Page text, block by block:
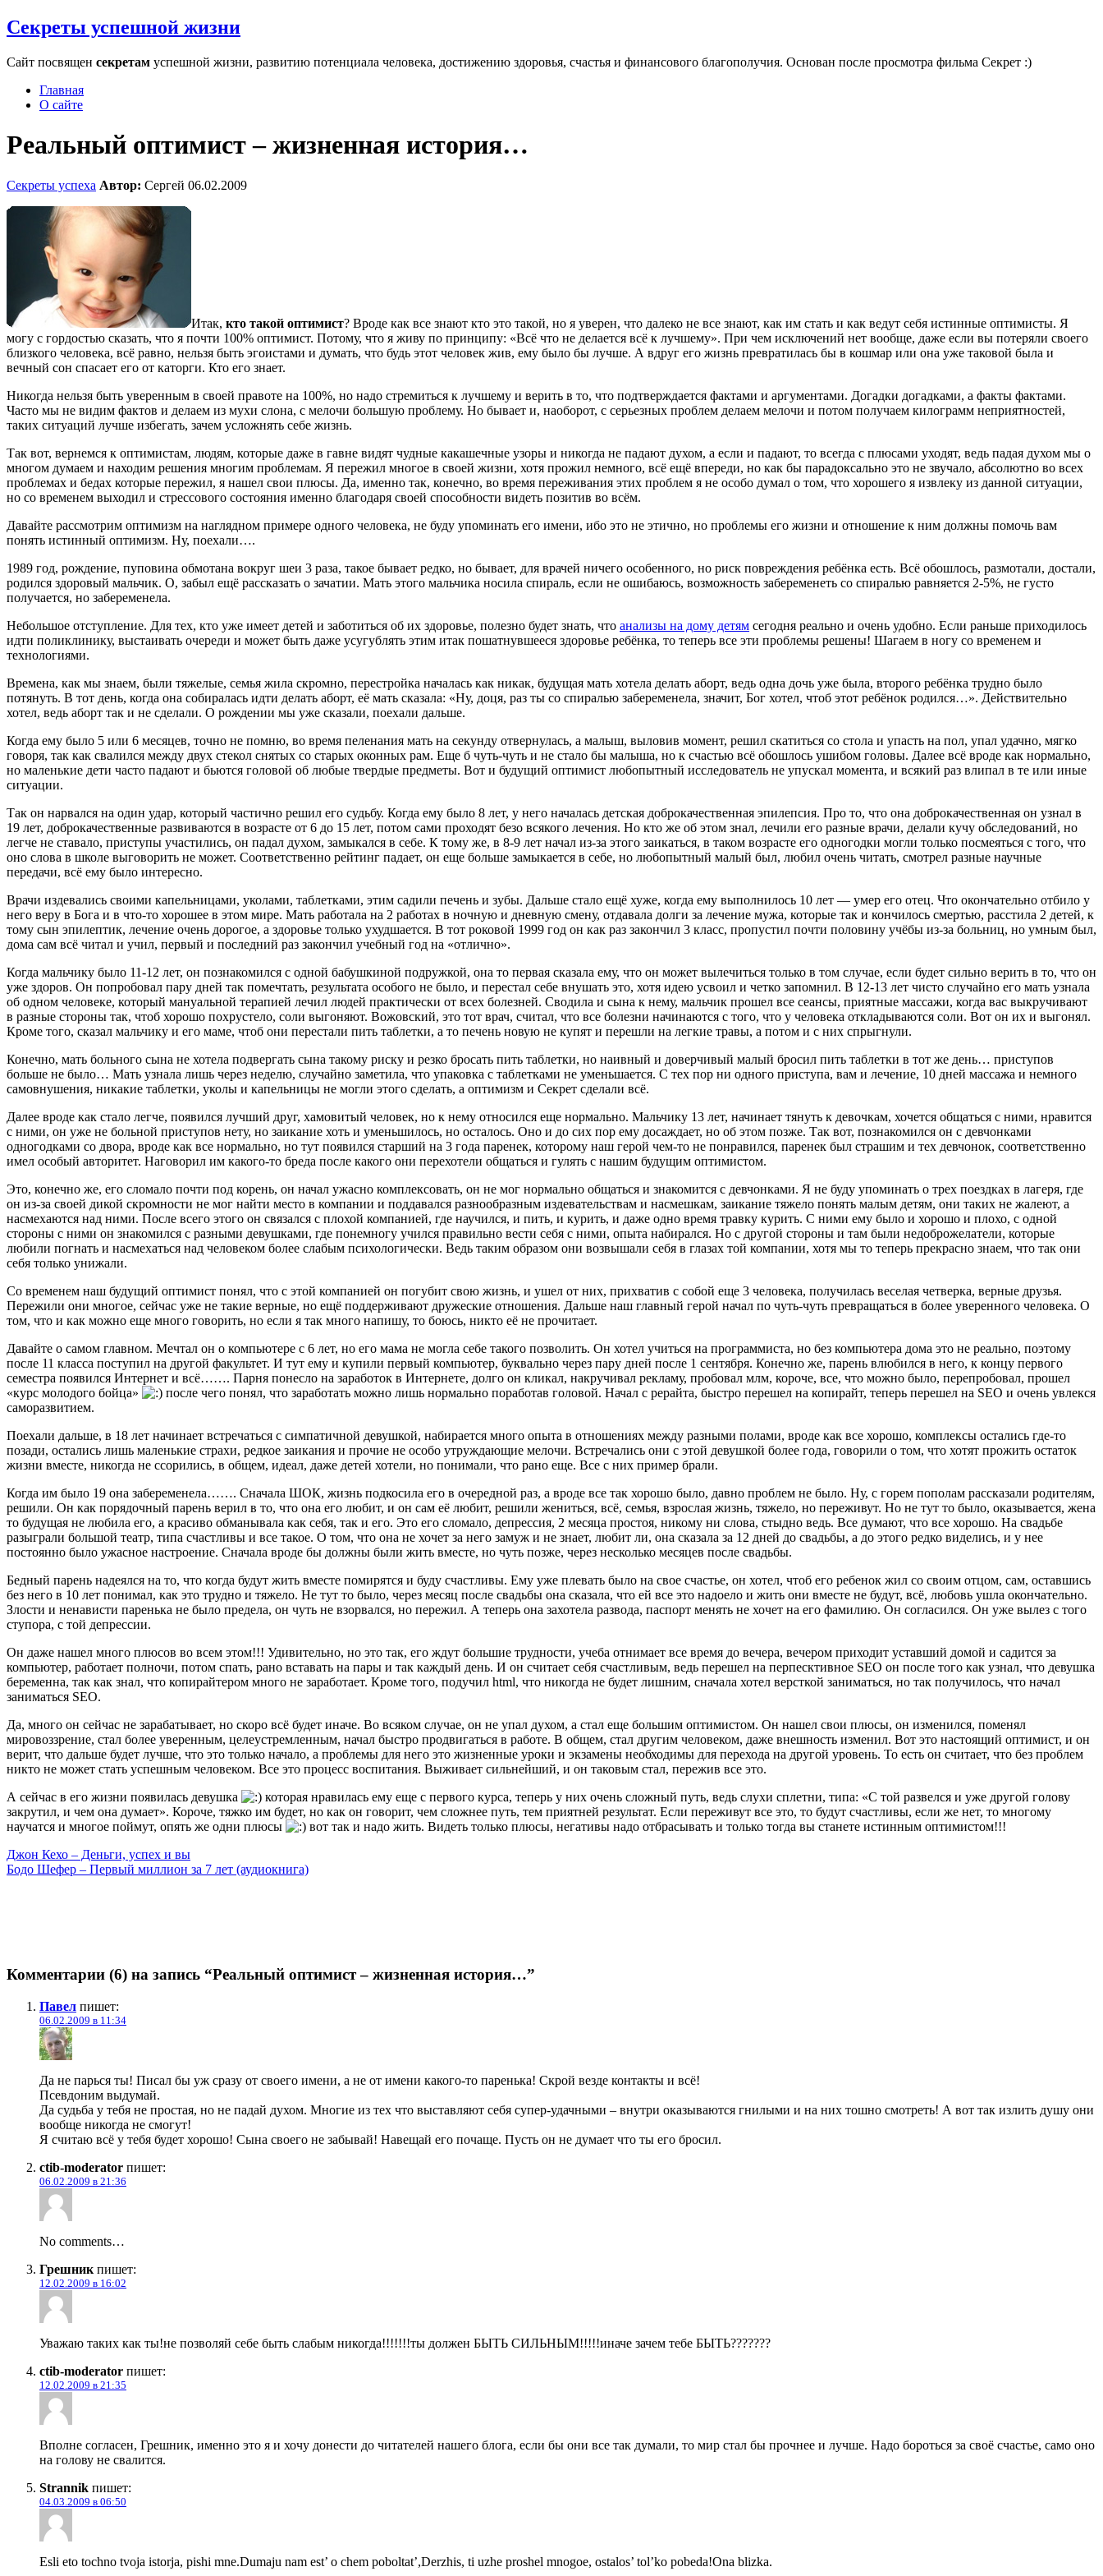
Секреты успешной жизни
Сайт посвящен секретам успешной жизни, развитию потенциала человека, достижению здоровья, счастья и финансового благополучия. Основан после просмотра фильма Секрет :)
Главная
О сайте
Реальный оптимист – жизненная история…
Секреты успеха Автор: Сергей 06.02.2009
Итак, кто такой оптимист? Вроде как все знают кто это такой, но я уверен, что далеко не все знают, как им стать и как ведут себя истинные оптимисты. Я
могу с гордостью сказать, что я почти 100% оптимист. Потому, что я живу по принципу: «Всё что не делается всё к лучшему». При чем исключений нет вообще, даже если вы потеряли своего
близкого человека, всё равно, нельзя быть эгоистами и думать, что будь этот человек жив, ему было бы лучше. А вдруг его жизнь превратилась бы в кошмар или она уже таковой была и
вечный сон спасает его от каторги. Кто его знает.
Никогда нельзя быть уверенным в своей правоте на 100%, но надо стремиться к лучшему и верить в то, что подтверждается фактами и аргументами. Догадки догадками, а факты фактами.
Часто мы не видим фактов и делаем из мухи слона, с мелочи большую проблему. Но бывает и, наоборот, с серьезных проблем делаем мелочи и потом получаем килограмм неприятностей,
таких ситуаций лучше избегать, зачем усложнять себе жизнь.
Так вот, вернемся к оптимистам, людям, которые даже в гавне видят чудные какашечные узоры и никогда не падают духом, а если и падают, то всегда с плюсами уходят, ведь падая духом мы о
многом думаем и находим решения многим проблемам. Я пережил многое в своей жизни, хотя прожил немного, всё ещё впереди, но как бы парадоксально это не звучало, абсолютно во всех
проблемах и бедах которые пережил, я нашел свои плюсы. Да, именно так, конечно, во время переживания этих проблем я не особо думал о том, что хорошего я извлеку из данной ситуации,
но со временем выходил и стрессового состояния именно благодаря своей способности видеть позитив во всём.
Давайте рассмотрим оптимизм на наглядном примере одного человека, не буду упоминать его имени, ибо это не этично, но проблемы его жизни и отношение к ним должны помочь вам
понять истинный оптимизм. Ну, поехали….
1989 год, рождение, пуповина обмотана вокруг шеи 3 раза, такое бывает редко, но бывает, для врачей ничего особенного, но риск повреждения ребёнка есть. Всё обошлось, размотали, достали,
родился здоровый мальчик. О, забыл ещё рассказать о зачатии. Мать этого мальчика носила спираль, если не ошибаюсь, возможность забеременеть со спиралью равняется 2-5%, не густо
получается, но забеременела.
Небольшое отступление. Для тех, кто уже имеет детей и заботиться об их здоровье, полезно будет знать, что анализы на дому детям сегодня реально и очень удобно. Если раньше приходилось
идти поликлинику, выстаивать очереди и может быть даже усугублять этим итак пошатнувшееся здоровье ребёнка, то теперь все эти проблемы решены! Шагаем в ногу со временем и
технологиями.
Времена, как мы знаем, были тяжелые, семья жила скромно, перестройка началась как никак, будущая мать хотела делать аборт, ведь одна дочь уже была, второго ребёнка трудно было
потянуть. В тот день, когда она собиралась идти делать аборт, её мать сказала: «Ну, доця, раз ты со спиралью забеременела, значит, Бог хотел, чтоб этот ребёнок родился…». Действительно
хотел, ведь аборт так и не сделали. О рождении мы уже сказали, поехали дальше.
Когда ему было 5 или 6 месяцев, точно не помню, во время пеленания мать на секунду отвернулась, а малыш, выловив момент, решил скатиться со стола и упасть на пол, упал удачно, мягко
говоря, так как свалился между двух стекол снятых со старых оконных рам. Еще б чуть-чуть и не стало бы малыша, но к счастью всё обошлось ушибом головы. Далее всё вроде как нормально,
но маленькие дети часто падают и бьются головой об любые твердые предметы. Вот и будущий оптимист любопытный исследователь не упускал момента, и всякий раз влипал в те или иные
ситуации.
Так он нарвался на один удар, который частично решил его судьбу. Когда ему было 8 лет, у него началась детская доброкачественная эпилепсия. Про то, что она доброкачественная он узнал в
19 лет, доброкачественные развиваются в возрасте от 6 до 15 лет, потом сами проходят безо всякого лечения. Но кто же об этом знал, лечили его разные врачи, делали кучу обследований, но
легче не ставало, приступы участились, он падал духом, замыкался в себе. К тому же, в 8-9 лет начал из-за этого заикаться, в таком возрасте его одногодки могли только посмеяться с того, что
оно слова в школе выговорить не может. Соответственно рейтинг падает, он еще больше замыкается в себе, но любопытный малый был, любил очень читать, смотрел разные научные
передачи, всё ему было интересно.
Врачи издевались своими капельницами, уколами, таблетками, этим садили печень и зубы. Дальше стало ещё хуже, когда ему выполнилось 10 лет — умер его отец. Что окончательно отбило у
него веру в Бога и в что-то хорошее в этом мире. Мать работала на 2 работах в ночную и дневную смену, отдавала долги за лечение мужа, которые так и кончилось смертью, расстила 2 детей, к
тому сын эпилептик, лечение очень дорогое, а здоровье только ухудшается. В тот роковой 1999 год он как раз закончил 3 класс, пропустил почти половину учёбы из-за больниц, но умным был,
дома сам всё читал и учил, первый и последний раз закончил учебный год на «отлично».
Когда мальчику было 11-12 лет, он познакомился с одной бабушкиной подружкой, она то первая сказала ему, что он может вылечиться только в том случае, если будет сильно верить в то, что он
уже здоров. Он попробовал пару дней так помечтать, результата особого не было, и перестал себе внушать это, хотя идею усвоил и четко запомнил. В 12-13 лет чисто случайно его мать узнала
об одном человеке, который мануальной терапией лечил людей практически от всех болезней. Сводила и сына к нему, мальчик прошел все сеансы, приятные массажи, когда вас выкручивают
в разные стороны так, чтоб хорошо похрустело, соли выгоняют. Вожовский, это тот врач, считал, что все болезни начинаются с того, что у человека откладываются соли. Вот он их и выгонял.
Кроме того, сказал мальчику и его маме, чтоб они перестали пить таблетки, а то печень новую не купят и перешли на легкие травы, а потом и с них спрыгнули.
Конечно, мать больного сына не хотела подвергать сына такому риску и резко бросать пить таблетки, но наивный и доверчивый малый бросил пить таблетки в тот же день… приступов
больше не было… Мать узнала лишь через неделю, случайно заметила, что упаковка с таблетками не уменьшается. С тех пор ни одного приступа, вам и лечение, 10 дней массажа и немного
самовнушения, никакие таблетки, уколы и капельницы не могли этого сделать, а оптимизм и Секрет сделали всё.
Далее вроде как стало легче, появился лучший друг, хамовитый человек, но к нему относился еще нормально. Мальчику 13 лет, начинает тянуть к девочкам, хочется общаться с ними, нравится
с ними, он уже не больной приступов нету, но заикание хоть и уменьшилось, но осталось. Оно и до сих пор ему досаждает, но об этом позже. Так вот, познакомился он с девчонками
одногодками со двора, вроде как все нормально, но тут появился старший на 3 года паренек, которому наш герой чем-то не понравился, паренек был страшим и тех девчонок, соответственно
имел особый авторитет. Наговорил им какого-то бреда после какого они перехотели общаться и гулять с нашим будущим оптимистом.
Это, конечно же, его сломало почти под корень, он начал ужасно комплексовать, он не мог нормально общаться и знакомится с девчонками. Я не буду упоминать о трех поездках в лагеря, где
он из-за своей дикой скромности не мог найти место в компании и поддавался разнообразным издевательствам и насмешкам, заикание тяжело понять малым детям, они таких не жалеют, а
насмехаются над ними. После всего этого он связался с плохой компанией, где научился, и пить, и курить, и даже одно время травку курить. С ними ему было и хорошо и плохо, с одной
стороны с ними он знакомился с разными девушками, где понемногу учился правильно вести себя с ними, опыта набирался. Но с другой стороны и там были недоброжелатели, которые
любили погнать и насмехаться над человеком более слабым психологически. Ведь таким образом они возвышали себя в глазах той компании, хотя мы то теперь прекрасно знаем, что так они
себя только унижали.
Со временем наш будущий оптимист понял, что с этой компанией он погубит свою жизнь, и ушел от них, прихватив с собой еще 3 человека, получилась веселая четверка, верные друзья.
Пережили они многое, сейчас уже не такие верные, но ещё поддерживают дружеские отношения. Дальше наш главный герой начал по чуть-чуть превращаться в более уверенного человека. О
том, что и как можно еще много говорить, но если я так много напишу, то боюсь, никто её не прочитает.
Давайте о самом главном. Мечтал он о компьютере с 6 лет, но его мама не могла себе такого позволить. Он хотел учиться на программиста, но без компьютера дома это не реально, поэтому
после 11 класса поступил на другой факультет. И тут ему и купили первый компьютер, буквально через пару дней после 1 сентября. Конечно же, парень влюбился в него, к концу первого
семестра появился Интернет и всё……. Парня понесло на заработок в Интернете, долго он кликал, накручивал рекламу, пробовал млм, короче, все, что можно было, перепробовал, прошел
«курс молодого бойца»
после чего понял, что заработать можно лишь нормально поработав головой. Начал с рерайта, быстро перешел на копирайт, теперь перешел на SEO и очень увлекся
саморазвитием.
Поехали дальше, в 18 лет начинает встречаться с симпатичной девушкой, набирается много опыта в отношениях между разными полами, вроде как все хорошо, комплексы остались где-то
позади, остались лишь маленькие страхи, редкое заикания и прочие не особо утруждающие мелочи. Встречались они с этой девушкой более года, говорили о том, что хотят прожить остаток
жизни вместе, никогда не ссорились, в общем, идеал, даже детей хотели, но понимали, что рано еще. Все с них пример брали.
Когда им было 19 она забеременела……. Сначала ШОК, жизнь подкосила его в очередной раз, а вроде все так хорошо было, давно проблем не было. Ну, с горем пополам рассказали родителям,
решили. Он как порядочный парень верил в то, что она его любит, и он сам её любит, решили жениться, всё, семья, взрослая жизнь, тяжело, но переживут. Но не тут то было, оказывается, жена
то будущая не любила его, а красиво обманывала как себя, так и его. Это его сломало, депрессия, 2 месяца простоя, никому ни слова, стыдно ведь. Все думают, что все хорошо. На свадьбе
разыграли большой театр, типа счастливы и все такое. О том, что она не хочет за него замуж и не знает, любит ли, она сказала за 12 дней до свадьбы, а до этого редко виделись, и у нее
постоянно было ужасное настроение. Сначала вроде бы должны были жить вместе, но чуть позже, через несколько месяцев после свадьбы.
Бедный парень надеялся на то, что когда будут жить вместе помирятся и буду счастливы. Ему уже плевать было на свое счастье, он хотел, чтоб его ребенок жил со своим отцом, сам, оставшись
без него в 10 лет понимал, как это трудно и тяжело. Не тут то было, через месяц после свадьбы она сказала, что ей все это надоело и жить они вместе не будут, всё, любовь ушла окончательно.
Злости и ненависти паренька не было предела, он чуть не взорвался, но пережил. А теперь она захотела развода, паспорт менять не хочет на его фамилию. Он согласился. Он уже вылез с того
ступора, с той депрессии.
Он даже нашел много плюсов во всем этом!!! Удивительно, но это так, его ждут большие трудности, учеба отнимает все время до вечера, вечером приходит уставший домой и садится за
компьютер, работает полночи, потом спать, рано вставать на пары и так каждый день. И он считает себя счастливым, ведь перешел на перпесктивное SEO он после того как узнал, что девушка
беременна, так как знал, что копирайтером много не заработает. Кроме того, подучил html, что никогда не будет лишним, сначала хотел версткой заниматься, но так получилось, что начал
заниматься SEO.
Да, много он сейчас не зарабатывает, но скоро всё будет иначе. Во всяком случае, он не упал духом, а стал еще большим оптимистом. Он нашел свои плюсы, он изменился, поменял
мировоззрение, стал более уверенным, целеустремленным, начал быстро продвигаться в работе. В общем, стал другим человеком, даже внешность изменил. Вот это настоящий оптимист, и он
верит, что дальше будет лучше, что это только начало, а проблемы для него это жизненные уроки и экзамены необходимы для перехода на другой уровень. То есть он считает, что без проблем
никто не может стать успешным человеком. Все это процесс воспитания. Выживает сильнейший, и он таковым стал, пережив все это.
А сейчас в его жизни появилась девушка
которая нравилась ему еще с первого курса, теперь у них очень сложный путь, ведь слухи сплетни, типа: «С той развелся и уже другой голову
закрутил, и чем она думает». Короче, тяжко им будет, но как он говорит, чем сложнее путь, тем приятней результат. Если переживут все это, то будут счастливы, если же нет, то многому
научатся и многое поймут, опять же одни плюсы
вот так и надо жить. Видеть только плюсы, негативы надо отбрасывать и только тогда вы станете истинным оптимистом!!!
Джон Кехо – Деньги, успех и вы
Бодо Шефер – Первый миллион за 7 лет (аудиокнига)
Комментарии (6) на запись “Реальный оптимист – жизненная история…”
Павел пишет:
06.02.2009 в 11:34
Да не парься ты! Писал бы уж сразу от своего имени, а не от имени какого-то паренька! Скрой везде контакты и всё!
Псевдоним выдумай.
Да судьба у тебя не простая, но не падай духом. Многие из тех что выставляют себя супер-удачными – внутри оказываются гнилыми и на них тошно смотреть! А вот так излить душу они
вообще никогда не смогут!
Я считаю всё у тебя будет хорошо! Сына своего не забывай! Навещай его почаще. Пусть он не думает что ты его бросил.
ctib-moderator пишет:
06.02.2009 в 21:36
No comments…
Грешник пишет:
12.02.2009 в 16:02
Уважаю таких как ты!не позволяй себе быть слабым никогда!!!!!!!ты должен БЫТЬ СИЛЬНЫМ!!!!!иначе зачем тебе БЫТЬ???????
ctib-moderator пишет:
12.02.2009 в 21:35
Вполне согласен, Грешник, именно это я и хочу донести до читателей нашего блога, если бы они все так думали, то мир стал бы прочнее и лучше. Надо бороться за своё счастье, само оно
на голову не свалится.
Strannik пишет:
04.03.2009 в 06:50
Esli eto tochno tvoja istorja, pishi mne.Dumaju nam est’ o chem poboltat’,Derzhis, ti uzhe proshel mnogoe, ostalos’ tol’ko pobeda!Ona blizka.